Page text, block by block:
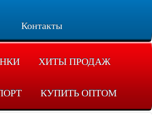
Контакты
ХИТЫ ПРОДАЖ
КУПИТЬ ОПТОМ